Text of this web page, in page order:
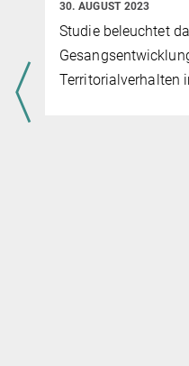
30. AUGUST 2023
Studie beleuchtet
Territorialverhalten